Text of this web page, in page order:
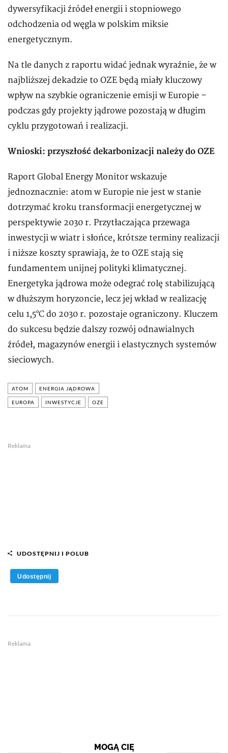
dywersyfikacji źródeł energii i stopniowego
odchodzenia od węgla w polskim miksie
energetycznym.
Na tle danych z raportu widać jednak wyraźnie, że w
najbliższej dekadzie to OZE będą miały kluczowy
wpływ na szybkie ograniczenie emisji w Europie –
podczas gdy projekty jądrowe pozostają w długim
cyklu przygotowań i realizacji.
Wnioski: przyszłość dekarbonizacji należy do OZE
Raport Global Energy Monitor wskazuje
jednoznacznie: atom w Europie nie jest w stanie
dotrzymać kroku transformacji energetycznej w
perspektywie 2030 r. Przytłaczająca przewaga
inwestycji w wiatr i słońce, krótsze terminy realizacji
i niższe koszty sprawiają, że to OZE stają się
fundamentem unijnej polityki klimatycznej.
Energetyka jądrowa może odegrać rolę stabilizującą
w dłuższym horyzoncie, lecz jej wkład w realizację
celu 1,5°C do 2030 r. pozostaje ograniczony. Kluczem
do sukcesu będzie dalszy rozwój odnawialnych
źródeł, magazynów energii i elastycznych systemów
sieciowych.
ATOM ENERGIA JĄDROWA
EUROPA INWESTYCJE OZE
Reklama
UDOSTĘPNIJ I POLUB
Udostępnij
Reklama
MOGĄ CIĘ